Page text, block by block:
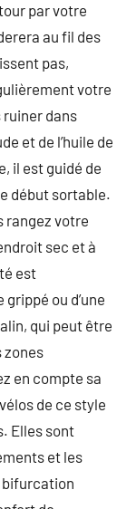
par votre
au fil des
pas,
votre
ruiner dans
et de l’huile de
il est guidé de
début sortable.
rangez votre
sec et à
est
ou d’une
qui peut être
zones
en compte sa
de ce style
Elles sont
et les
bifurcation